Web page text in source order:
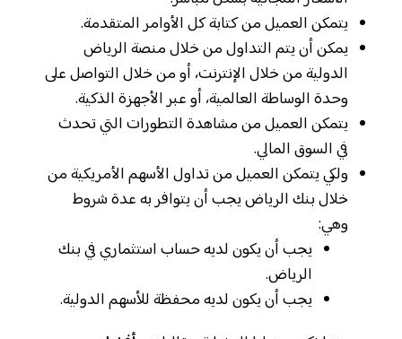
يتمكن العميل من كتابة كل الأوامر المتقدمة.
يمكن أن يتم التداول من خلال منصة الرياض
الدولية من خلال الإنترنت، أو من خلال التواصل على
وحدة الوساطة العالمية، أو عبر الأجهزة الذكية.
يتمكن العميل من مشاهدة التطورات التي تحدث
في السوق المالي.
ولكي يتمكن العميل من تداول الأسهم الأمريكية من
خلال بنك الرياض يجب أن يتوافر به عدة شروط
وهي:
يجب أن يكون لديه حساب استثماري في بنك
الرياض.
يجب أن يكون لديه محفظة للأسهم الدولية.